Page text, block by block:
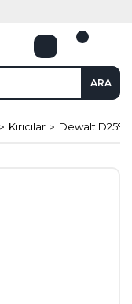
ARA
Kırıcılar Dewalt